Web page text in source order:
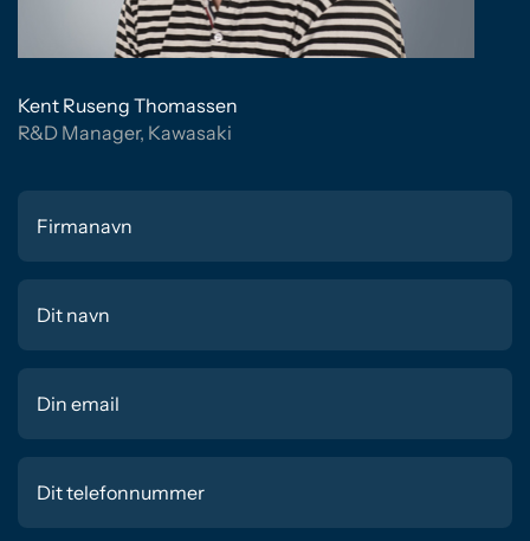
Kent Ruseng Thomassen
R&D Manager, Kawasaki